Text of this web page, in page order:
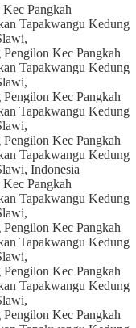
Pangkah
Tapakwangu Kedung
Kec Pangkah
Tapakwangu Kedung
Kec Pangkah
Tapakwangu Kedung
Kec Pangkah
Tapakwangu Kedung
Indonesia
Pangkah
Tapakwangu Kedung
Kec Pangkah
Tapakwangu Kedung
Kec Pangkah
Tapakwangu Kedung
Kec Pangkah